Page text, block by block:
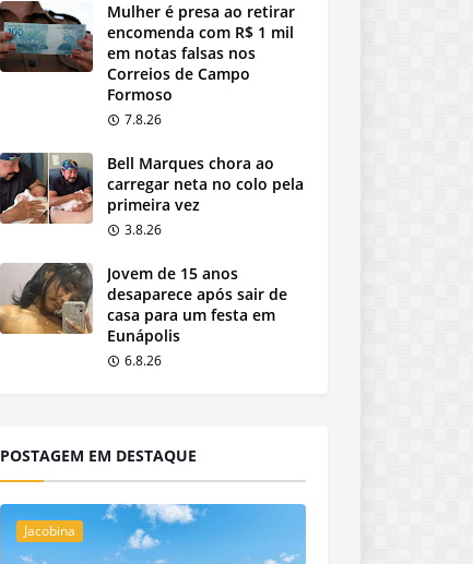
Mulher é presa ao retirar
encomenda com R$ 1 mil
em notas falsas nos
Correios de Campo
Formoso
7.8.26
Bell Marques chora ao
carregar neta no colo pela
primeira vez
3.8.26
Jovem de 15 anos
desaparece após sair de
casa para um festa em
Eunápolis
6.8.26
POSTAGEM EM DESTAQUE
Jacobina